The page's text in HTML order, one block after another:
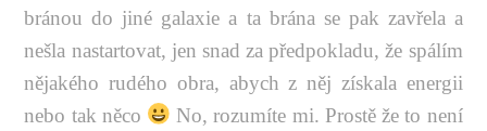
bránou do jiné galaxie a ta brána se pak zavřela a
nešla nastartovat, jen snad za předpokladu, že spálím
nějakého rudého obra, abych z něj získala energii
nebo tak něco
No, rozumíte mi. Prostě že to není